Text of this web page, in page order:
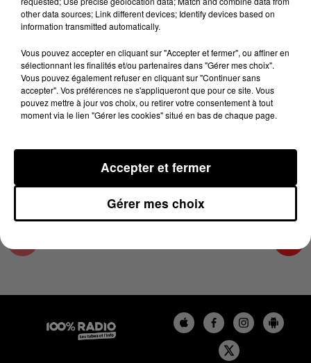
100%
100% Radio les infos de l'Aude
6 février 2024 - 4 min 11 sec
LES INFOS DE L'AUDE DU 06/02/2024 À
18H00
Les infos de l'Aude
other data sources; Link different devices; Identify devices based on
information transmitted automatically.
Vous pouvez accepter en cliquant sur "Accepter et fermer", ou affiner en
sélectionnant les finalités et/ou partenaires dans "Gérer mes choix".
Vous pouvez également refuser en cliquant sur "Continuer sans
accepter". Vos préférences ne s'appliqueront que pour ce site. Vous
pouvez mettre à jour vos choix, ou retirer votre consentement à tout
moment via le lien "Gérer les cookies" situé en bas de chaque page.
Gérer mes choix
Accepter et fermer